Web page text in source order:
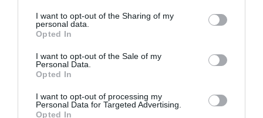
not limited to your visit or usage behaviour. You may click to
grant or deny consent to Google and its third-party tags to
use your data for below specified purposes in below Google
consent section.
I want to opt-out of the Sharing of my
personal data.
Opted In
I want to opt-out of the Sale of my
Personal Data.
Opted In
I want to opt-out of processing my
Personal Data for Targeted Advertising.
Opted In
ΑΦΡΟΔΙΤΗ ΠΑΝΟΥ
Λιάγκας Σκορδά: Φήμες ότι είναι και
πάλι μαζί